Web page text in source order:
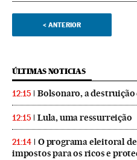
< ANTERIOR
ÚLTIMAS NOTICIAS
12:15 Bolsonaro, a
12:15 Lula, uma ressurreição
21:14
O programa eleitoral
impostos para os ricos e